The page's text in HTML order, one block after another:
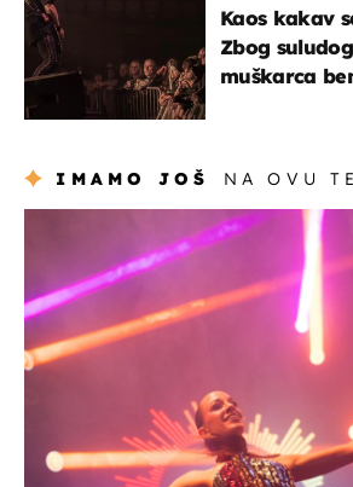
Kaos kakav
Zbog
muškarca
IMAMO JOŠ NA OVU